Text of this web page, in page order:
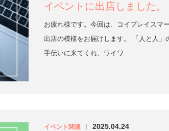
イベントに出店しました。
お疲れ様です。今回は、コイプレイスマ
出店の模様をお届けします。 「人と人」
手伝いに来てくれ、ワイワ…
イベント関連 | 2025.04.24